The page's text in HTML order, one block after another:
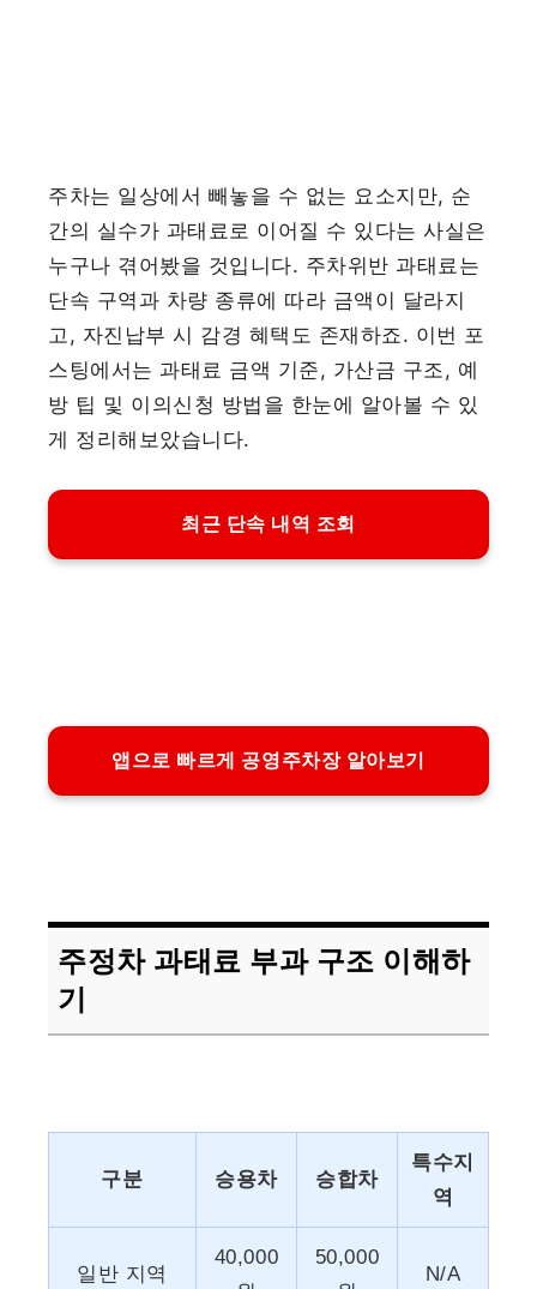
주차는 일상에서 빼놓을 수 없는 요소지만, 순
간의 실수가 과태료로 이어질 수 있다는 사실은
누구나 겪어봤을 것입니다. 주차위반 과태료는
단속 구역과 차량 종류에 따라 금액이 달라지
고, 자진납부 시 감경 혜택도 존재하죠. 이번 포
스팅에서는 과태료 금액 기준, 가산금 구조, 예
방 팁 및 이의신청 방법을 한눈에 알아볼 수 있
게 정리해보았습니다.
최근 단속 내역 조회
앱으로 빠르게 공영주차장 알아보기
주정차 과태료 부과 구조 이해하
기
구분 승용차 승합차
특수지
역
일반 지역
40,000
50,000
N/A